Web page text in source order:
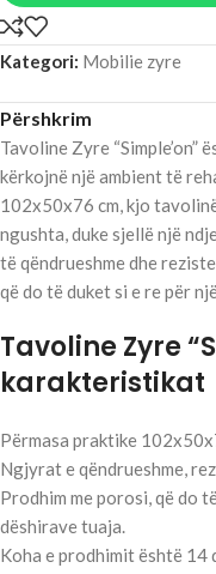
Kategori: Mobilie zyre
Përshkrim
Tavoline Zyre “Simple’on”
kërkojnë një ambient të
102x50x76 cm, kjo
ngushta, duke sjellë një
të qëndrueshme dhe
që do të duket si e re për
Tavoline Zyre
karakteristikat
Përmasa praktike
Ngjyrat e qëndrueshme,
Prodhim me porosi, që do
dëshirave tuaja.
Koha e prodhimit është 14